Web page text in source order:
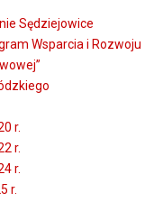
Sędziejowice
Wsparcia i Rozwoju
r.
r.
r.
r.